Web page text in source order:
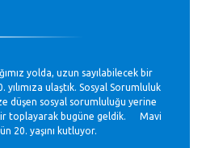
yolda, uzun sayılabilecek bir
ulaştık. Sosyal Sorumluluk
düşen sosyal sorumluluğu yerine
toplayarak bugüne geldik. Mavi
20. yaşını kutluyor.